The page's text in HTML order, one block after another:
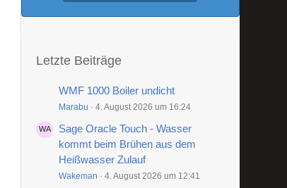
Letzte Beiträge
WMF 1000 Boiler undicht
Marabu 4. August 2026 um 16:24
Sage Oracle Touch - Wasser
kommt beim Brühen aus dem
Heißwasser Zulauf
Wakeman 4. August 2026 um 12:41